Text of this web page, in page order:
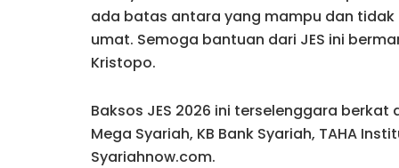
ada batas antara yang mampu dan
umat. Semoga bantuan dari JES ini
Kristopo.
Baksos JES 2026 ini terselenggara berkat
Mega Syariah, KB Bank Syariah, TAHA
Syariahnow.com.